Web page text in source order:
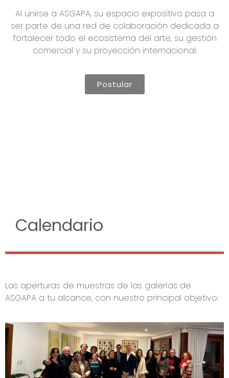
Al unirse a ASGAPA, su espacio expositivo pasa a
ser parte de una red de colaboración dedicada a
fortalecer todo el ecosistema del arte, su gestión
comercial y su proyección internacional.
Postular
Calendario
Las aperturas de muestras de las galerías de
ASGAPA a tu alcance, con nuestro principal objetivo: